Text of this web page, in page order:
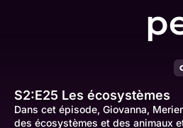
S2:E25 Les écosystèmes
Dans cet épisode, Giovanna,
des écosystèmes et des animaux